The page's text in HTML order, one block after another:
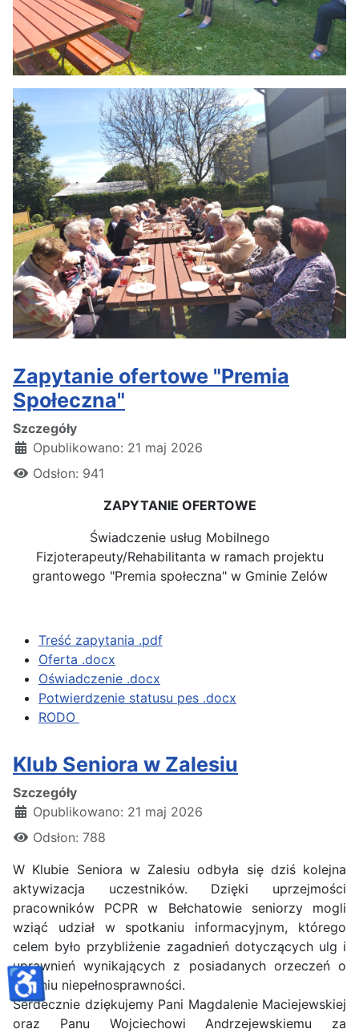
Zapytanie ofertowe "Premia
Społeczna"
Szczegóły
Opublikowano: 21 maj 2026
Odsłon: 941
ZAPYTANIE OFERTOWE
Świadczenie usług Mobilnego
Fizjoterapeuty/Rehabilitanta w ramach projektu
grantowego "Premia społeczna" w Gminie Zelów
Treść zapytania .pdf
Oferta .docx
Oświadczenie .docx
Potwierdzenie statusu pes .docx
RODO
Klub Seniora w Zalesiu
Szczegóły
Opublikowano: 21 maj 2026
Odsłon: 788
W Klubie Seniora w Zalesiu odbyła się dziś kolejna
aktywizacja uczestników. Dzięki uprzejmości
pracowników PCPR w Bełchatowie seniorzy mogli
wziąć udział w spotkaniu informacyjnym, którego
celem było przybliżenie zagadnień dotyczących ulg i
uprawnień wynikających z posiadanych orzeczeń o
stopniu niepełnosprawności.
Serdecznie dziękujemy Pani Magdalenie Maciejewskiej
oraz Panu Wojciechowi Andrzejewskiemu za